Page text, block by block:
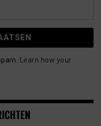
Learn how your